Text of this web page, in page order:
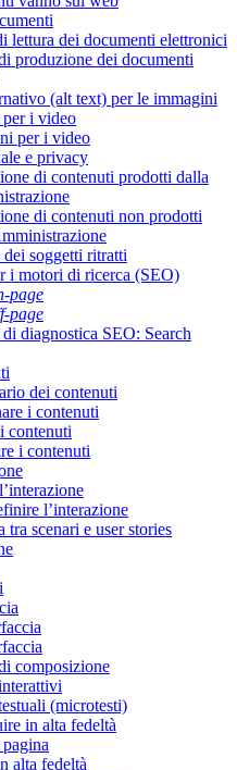
lettura dei documenti elettronici
produzione dei documenti
(alt text) per le immagini
i video
per i video
e privacy
di contenuti prodotti dalla
di contenuti non prodotti
soggetti ritratti
i motori di ricerca (SEO)
page
page
diagnostica SEO: Search
dei contenuti
i contenuti
contenuti
i contenuti
l’interazione
tra scenari e user stories
composizione
(microtesti)
in alta fedeltà
alta fedeltà